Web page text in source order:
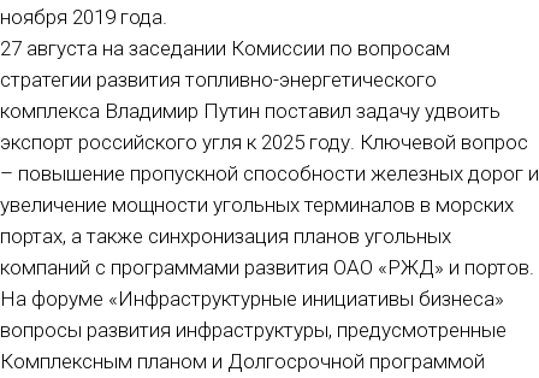
ноября 2019 года.
27 августа на заседании Комиссии по вопросам
стратегии развития топливно-энергетического
комплекса Владимир Путин поставил задачу удвоить
экспорт российского угля к 2025 году. Ключевой вопрос
– повышение пропускной способности железных дорог и
увеличение мощности угольных терминалов в морских
портах, а также синхронизация планов угольных
компаний с программами развития ОАО «РЖД» и портов.
На форуме «Инфраструктурные инициативы бизнеса»
вопросы развития инфраструктуры, предусмотренные
Комплексным планом и Долгосрочной программой